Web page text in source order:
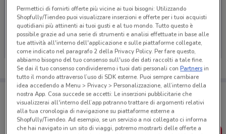
Ci dispiace, al momento non abbiamo pubblicato
volantini nella tua zona. Riprova più tardi.
Porta DoveConviene sempre con te!
Puoi trovare le migliori offerte dei negozi vicino a te,
salvarle e creare la tua lista del risparmio, comodamente
dal tuo cellulare.
Permettici di fornirti offerte più vicine ai tuoi bisogni: Utilizzando
Shopfully/Tiendeo puoi visualizzare inserzioni e offerte per i tuoi acquisti
quotidiani più attinenti ai tuoi gusti e al tuo mondo. Tutto questo è
possibile grazie ad una serie di strumenti e analisi effettuate in base alle
tue attività all'interno dell'applicazione e sulle piattaforme collegate,
come indicato nel paragrafo 2 della Privacy Policy. Per fare questo,
abbiamo bisogno del tuo consenso sull'uso dei dati raccolti a tale fine.
Se dai il tuo consenso condivideremo i tuoi dati personali conPartnersin
tutto il mondo attraverso l’uso di SDK esterne. Puoi sempre cambiare
idea accedendo a Menu > Privacy > Personalizzazione, all’interno della
nostra App. Cosa succede se accetti: Le inserzioni pubblicitarie che
visualizzerai all'interno dell’app potranno trattare di argomenti relativi
alla tua cronologia di navigazione su piattaforme esterne a
Shopfully/Tiendeo. Ad esempio, se un servizio a noi collegato ci informa
che hai navigato in un sito di viaggi, potremo mostrarti delle offerte a